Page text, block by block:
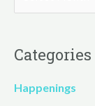
Categories
Happenings